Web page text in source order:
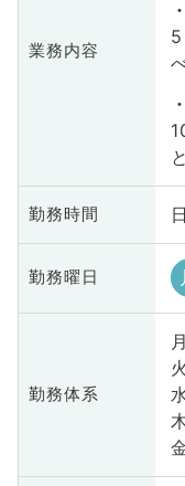
業務内容
勤務時間
勤務曜日
勤務体系